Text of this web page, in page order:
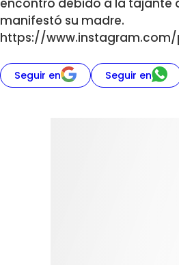
manifestó su madre.
https://www.instagram.com/
Seguir en Seguir en